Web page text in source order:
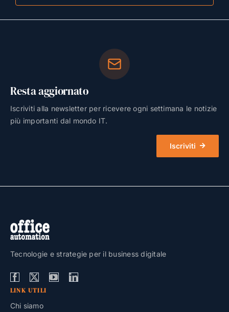
Resta aggiornato
Iscriviti alla newsletter per ricevere ogni settimana le notizie
più importanti dal mondo IT.
Iscriviti
Tecnologie e strategie per il business digitale
LINK UTILI
Chi siamo